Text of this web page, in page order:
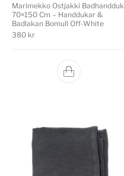
Marimekko Ostjakki Badhandduk
70×150 Cm – Handdukar &
Badlakan Bomull Off-White
380 kr